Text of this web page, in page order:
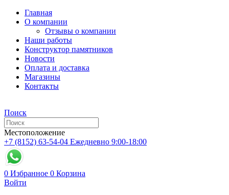
Главная
О компании
Отзывы о компании
Наши работы
Конструктор памятников
Новости
Оплата и доставка
Магазины
Контакты
Поиск
Местоположение
+7 (8152) 63-54-04 Ежедневно 9:00-18:00
0 Избранное 0 Корзина
Войти